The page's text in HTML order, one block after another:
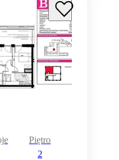
Piętro
2